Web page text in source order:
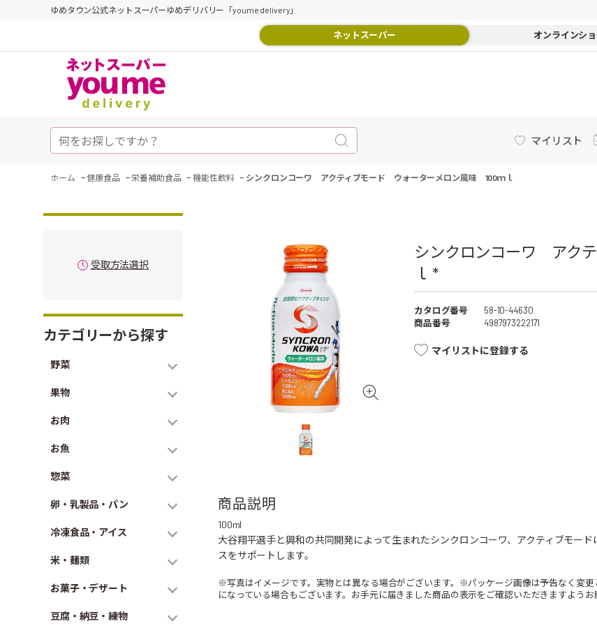
ゆめタウン公式ネットスーパーゆめデリバリー「youme delivery」
ネットスーパー オンラインシ
マイリスト
ホーム -健康食品 - 栄養補助食品 -機能性飲料 - シンクロンコーワ アクティブモード ウォーターメロン風味 100ｍｌ
受取方法選択
カテゴリーから探す
野菜
果物
お肉
お魚
惣菜
卵・乳製品・パン
冷凍食品・アイス
米・麺類
お菓子・デザート
豆腐・納豆・練物
シンクロンコーワ アク
ｌ *
カタログ番号
58-10-44630
商品番号
4987973222171
マイリストに登録する
商品説明
100ml
大谷翔平選手と興和の共同開発によって生まれたシンクロンコーワ、アクティブモー
スをサポートします。
※写真はイメージです。実物とは異なる場合がございます。※パッケージ画像は予告なく変
になっている場合もございます。お手元に届きました商品の表示をご確認いただきますようお